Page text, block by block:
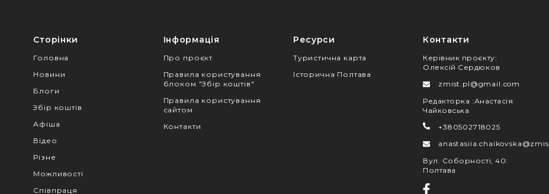
Сторінки
Головна
Новини
Блоги
Збір коштів
Афіша
Відео
Різне
Можливості
Співпраця
Інформація
Про проєкт
Правила користування
блоком "Збір коштів"
Правила користування
сайтом
Контакти
Ресурси
Туристична карта
Історична Полтава
Контакти
Керівник проєкту:
Олексій Сердюков
zmist.pl@gmail.com
Редакторка :Анастасія
Чайковська
+380502718025
Вул. Соборності, 40:
Полтава